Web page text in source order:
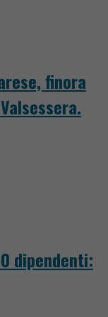
finora
dipendenti: